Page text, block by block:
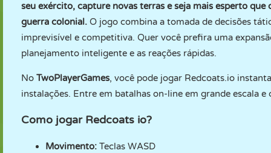
seu exército, capture novas terras e seja mais esperto
guerra colonial. O jogo combina a tomada de decisões
imprevisível e competitiva. Quer você prefira uma
planejamento inteligente e as reações rápidas.
No TwoPlayerGames, você pode jogar Redcoats.io
instalações. Entre em batalhas on-line em grande escala
Como jogar Redcoats io?
Movimento: Teclas WASD